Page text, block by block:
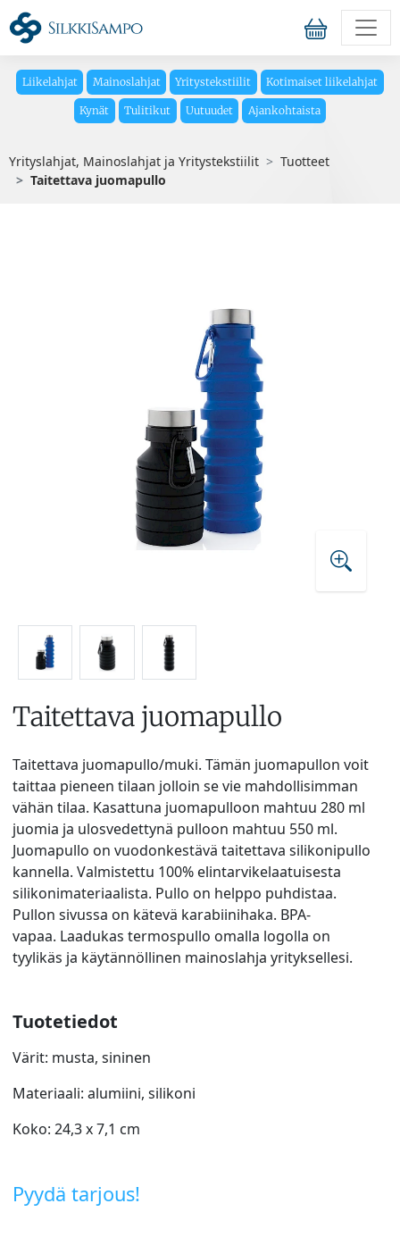
Liikelahjat Mainoslahjat Yritystekstiilit Kotimaiset liikelahjat
Kynät Tulitikut Uutuudet Ajankohtaista
Yrityslahjat, Mainoslahjat ja Yritystekstiilit
Tuotteet
Taitettava juomapullo
Taitettava juomapullo
Taitettava juomapullo/muki. Tämän juomapullon voit
taittaa pieneen tilaan jolloin se vie mahdollisimman
vähän tilaa. Kasattuna juomapulloon mahtuu 280 ml
juomia ja ulosvedettynä pulloon mahtuu 550 ml.
Juomapullo on vuodonkestävä taitettava silikonipullo
kannella. Valmistettu 100% elintarvikelaatuisesta
silikonimateriaalista. Pullo on helppo puhdistaa.
Pullon sivussa on kätevä karabiinihaka. BPA-
vapaa. Laadukas termospullo omalla logolla on
tyylikäs ja käytännöllinen mainoslahja yrityksellesi.
Tuotetiedot
Värit: musta, sininen
Materiaali: alumiini, silikoni
Koko: 24,3 x 7,1 cm
Pyydä tarjous!